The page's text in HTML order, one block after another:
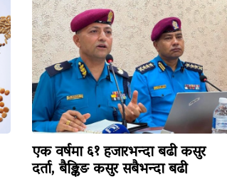
एक वर्षमा ६१ हजारभन्दा बढी कसुर
दर्ता, बैङ्किङ कसुर सबैभन्दा बढी